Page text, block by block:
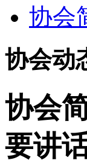
协会
协会动
协会
要讲